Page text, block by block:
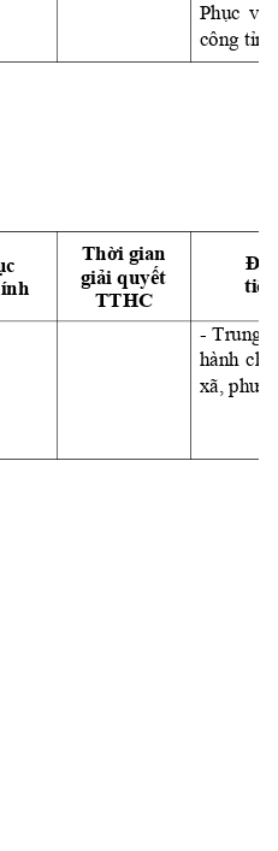
Phục vụ
công
Thời gian
giải quyết
TTHC
Địa
tiếp
- Trung
hành
xã,